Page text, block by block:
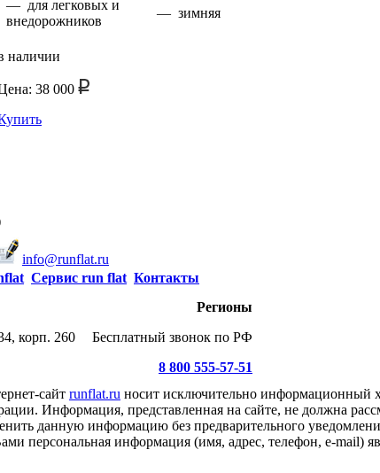
— для легковых и
внедорожников
— зимняя
наличии
38 000
info@runflat.ru
Сервис run flat Контакты
корп. 260
Регионы
Бесплатный звонок по РФ
8 800 555-57-51
сайт runflat.ru носит исключительно информационный
Информация, представленная на сайте, не должна
данную информацию без предварительного
персональная информация (имя, адрес, телефон, e-mail)